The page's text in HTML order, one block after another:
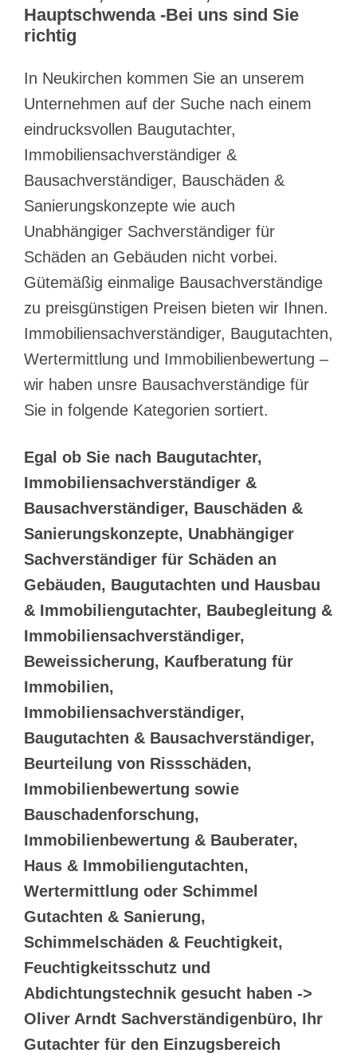
Hauptschwenda -Bei uns sind Sie
richtig
In Neukirchen kommen Sie an unserem
Unternehmen auf der Suche nach einem
eindrucksvollen Baugutachter,
Immobiliensachverständiger &
Bausachverständiger, Bauschäden &
Sanierungskonzepte wie auch
Unabhängiger Sachverständiger für
Schäden an Gebäuden nicht vorbei.
Gütemäßig einmalige Bausachverständige
zu preisgünstigen Preisen bieten wir Ihnen.
Immobiliensachverständiger, Baugutachten,
Wertermittlung und Immobilienbewertung –
wir haben unsre Bausachverständige für
Sie in folgende Kategorien sortiert.
Egal ob Sie nach Baugutachter,
Immobiliensachverständiger &
Bausachverständiger, Bauschäden &
Sanierungskonzepte, Unabhängiger
Sachverständiger für Schäden an
Gebäuden, Baugutachten und Hausbau
& Immobiliengutachter, Baubegleitung &
Immobiliensachverständiger,
Beweissicherung, Kaufberatung für
Immobilien,
Immobiliensachverständiger,
Baugutachten & Bausachverständiger,
Beurteilung von Rissschäden,
Immobilienbewertung sowie
Bauschadenforschung,
Immobilienbewertung & Bauberater,
Haus & Immobiliengutachten,
Wertermittlung oder Schimmel
Gutachten & Sanierung,
Schimmelschäden & Feuchtigkeit,
Feuchtigkeitsschutz und
Abdichtungstechnik gesucht haben ->
Oliver Arndt Sachverständigenbüro, Ihr
Gutachter für den Einzugsbereich